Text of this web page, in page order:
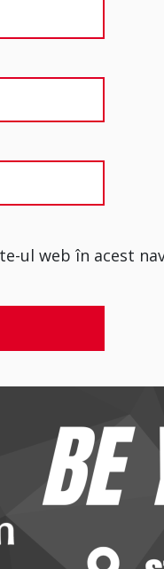
ul web în acest